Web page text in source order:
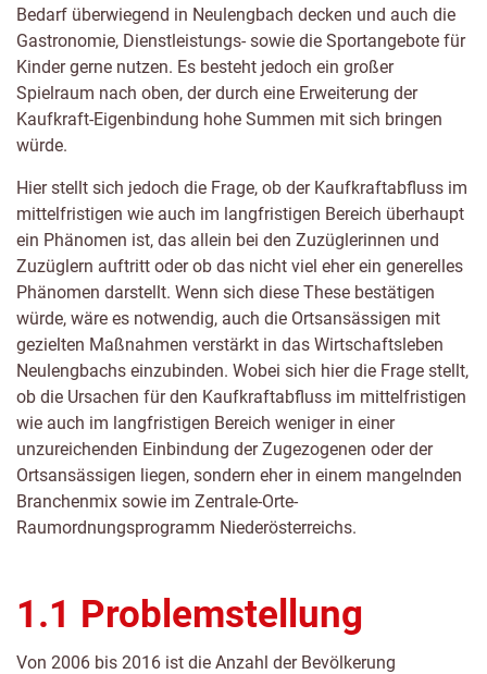
Bedarf überwiegend in Neulengbach decken und auch die
Gastronomie, Dienstleistungs- sowie die Sportangebote für
Kinder gerne nutzen. Es besteht jedoch ein großer
Spielraum nach oben, der durch eine Erweiterung der
Kaufkraft-Eigenbindung hohe Summen mit sich bringen
würde.
Hier stellt sich jedoch die Frage, ob der Kaufkraftabfluss im
mittelfristigen wie auch im langfristigen Bereich überhaupt
ein Phänomen ist, das allein bei den Zuzüglerinnen und
Zuzüglern auftritt oder ob das nicht viel eher ein generelles
Phänomen darstellt. Wenn sich diese These bestätigen
würde, wäre es notwendig, auch die Ortsansässigen mit
gezielten Maßnahmen verstärkt in das Wirtschaftsleben
Neulengbachs einzubinden. Wobei sich hier die Frage stellt,
ob die Ursachen für den Kaufkraftabfluss im mittelfristigen
wie auch im langfristigen Bereich weniger in einer
unzureichenden Einbindung der Zugezogenen oder der
Ortsansässigen liegen, sondern eher in einem mangelnden
Branchenmix sowie im Zentrale-Orte-
Raumordnungsprogramm Niederösterreichs.
1.1 Problemstellung
Von 2006 bis 2016 ist die Anzahl der Bevölkerung